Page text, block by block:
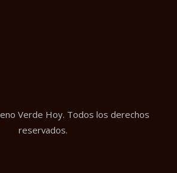
Verde Hoy. Todos los derechos
reservados.